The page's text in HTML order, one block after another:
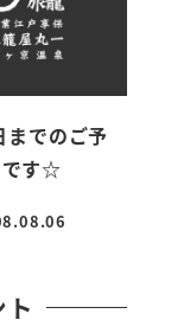
までのご予
です☆